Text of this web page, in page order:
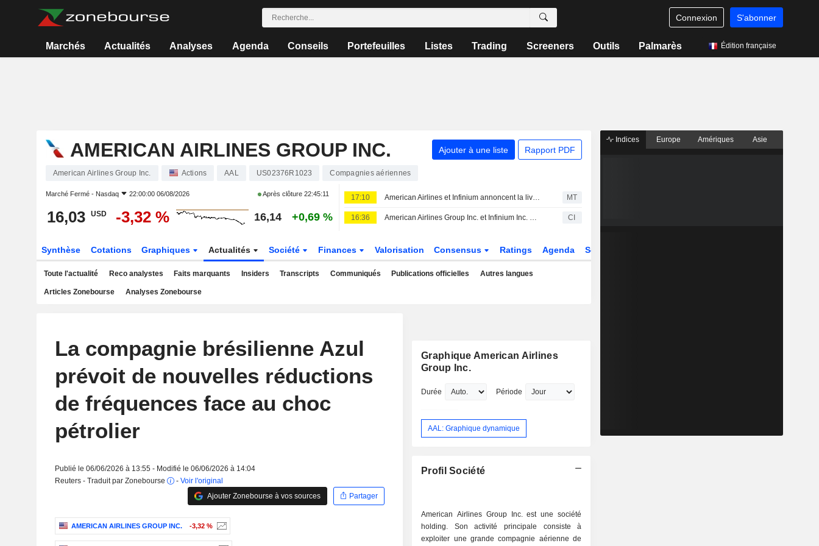
Connexion S'abonner
Marchés Actualités Analyses Agenda Conseils Portefeuilles Listes Trading Screeners Outils Palmarès Édition française
AMERICAN AIRLINES GROUP INC. Ajouter à une liste Rapport PDF
American Airlines Group Inc. Actions AAL US02376R1023 Compagnies aériennes
Marché Fermé - Nasdaq 22:00:00 06/08/2026 Après clôture 22:45:11
16,03 USD -3,32 % 16,14 +0,69 %
17:10 American Airlines et Infinium annoncent la livraison d'eSAF pour un vol commercial MT
16:36 American Airlines Group Inc. et Infinium Inc. annoncent un vol commercial propulsé par du carburant d'aviation durable de synthèse CI
Synthèse Cotations Graphiques Actualités Société Finances Valorisation Consensus Ratings Agenda Secteur
Toute l'actualité Reco analystes Faits marquants Insiders Transcripts Communiqués Publications officielles Autres langues
Articles Zonebourse Analyses Zonebourse
La compagnie brésilienne Azul
prévoit de nouvelles réductions
de fréquences face au choc
pétrolier
Publié le 06/06/2026 à 13:55 - Modifié le 06/06/2026 à 14:04
Reuters - Traduit par Zonebourse
- Voir l'original
Ajouter Zonebourse à vos sources
Partager
AMERICAN AIRLINES GROUP INC. -3,32 %
Graphique American Airlines
Group Inc.
Durée Période
AAL: Graphique dynamique
Profil Société
American Airlines Group Inc. est une société
holding. Son activité principale consiste à
exploiter une grande compagnie aérienne de
Indices Europe Amériques Asie